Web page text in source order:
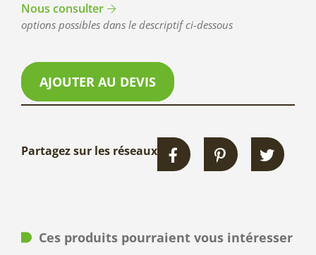
Nous consulter
options possibles dans le descriptif ci-dessous
AJOUTER AU DEVIS
Partagez sur les réseaux
Ces produits pourraient vous intéresser